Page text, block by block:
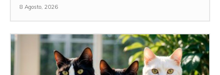
8 Agosto, 2026